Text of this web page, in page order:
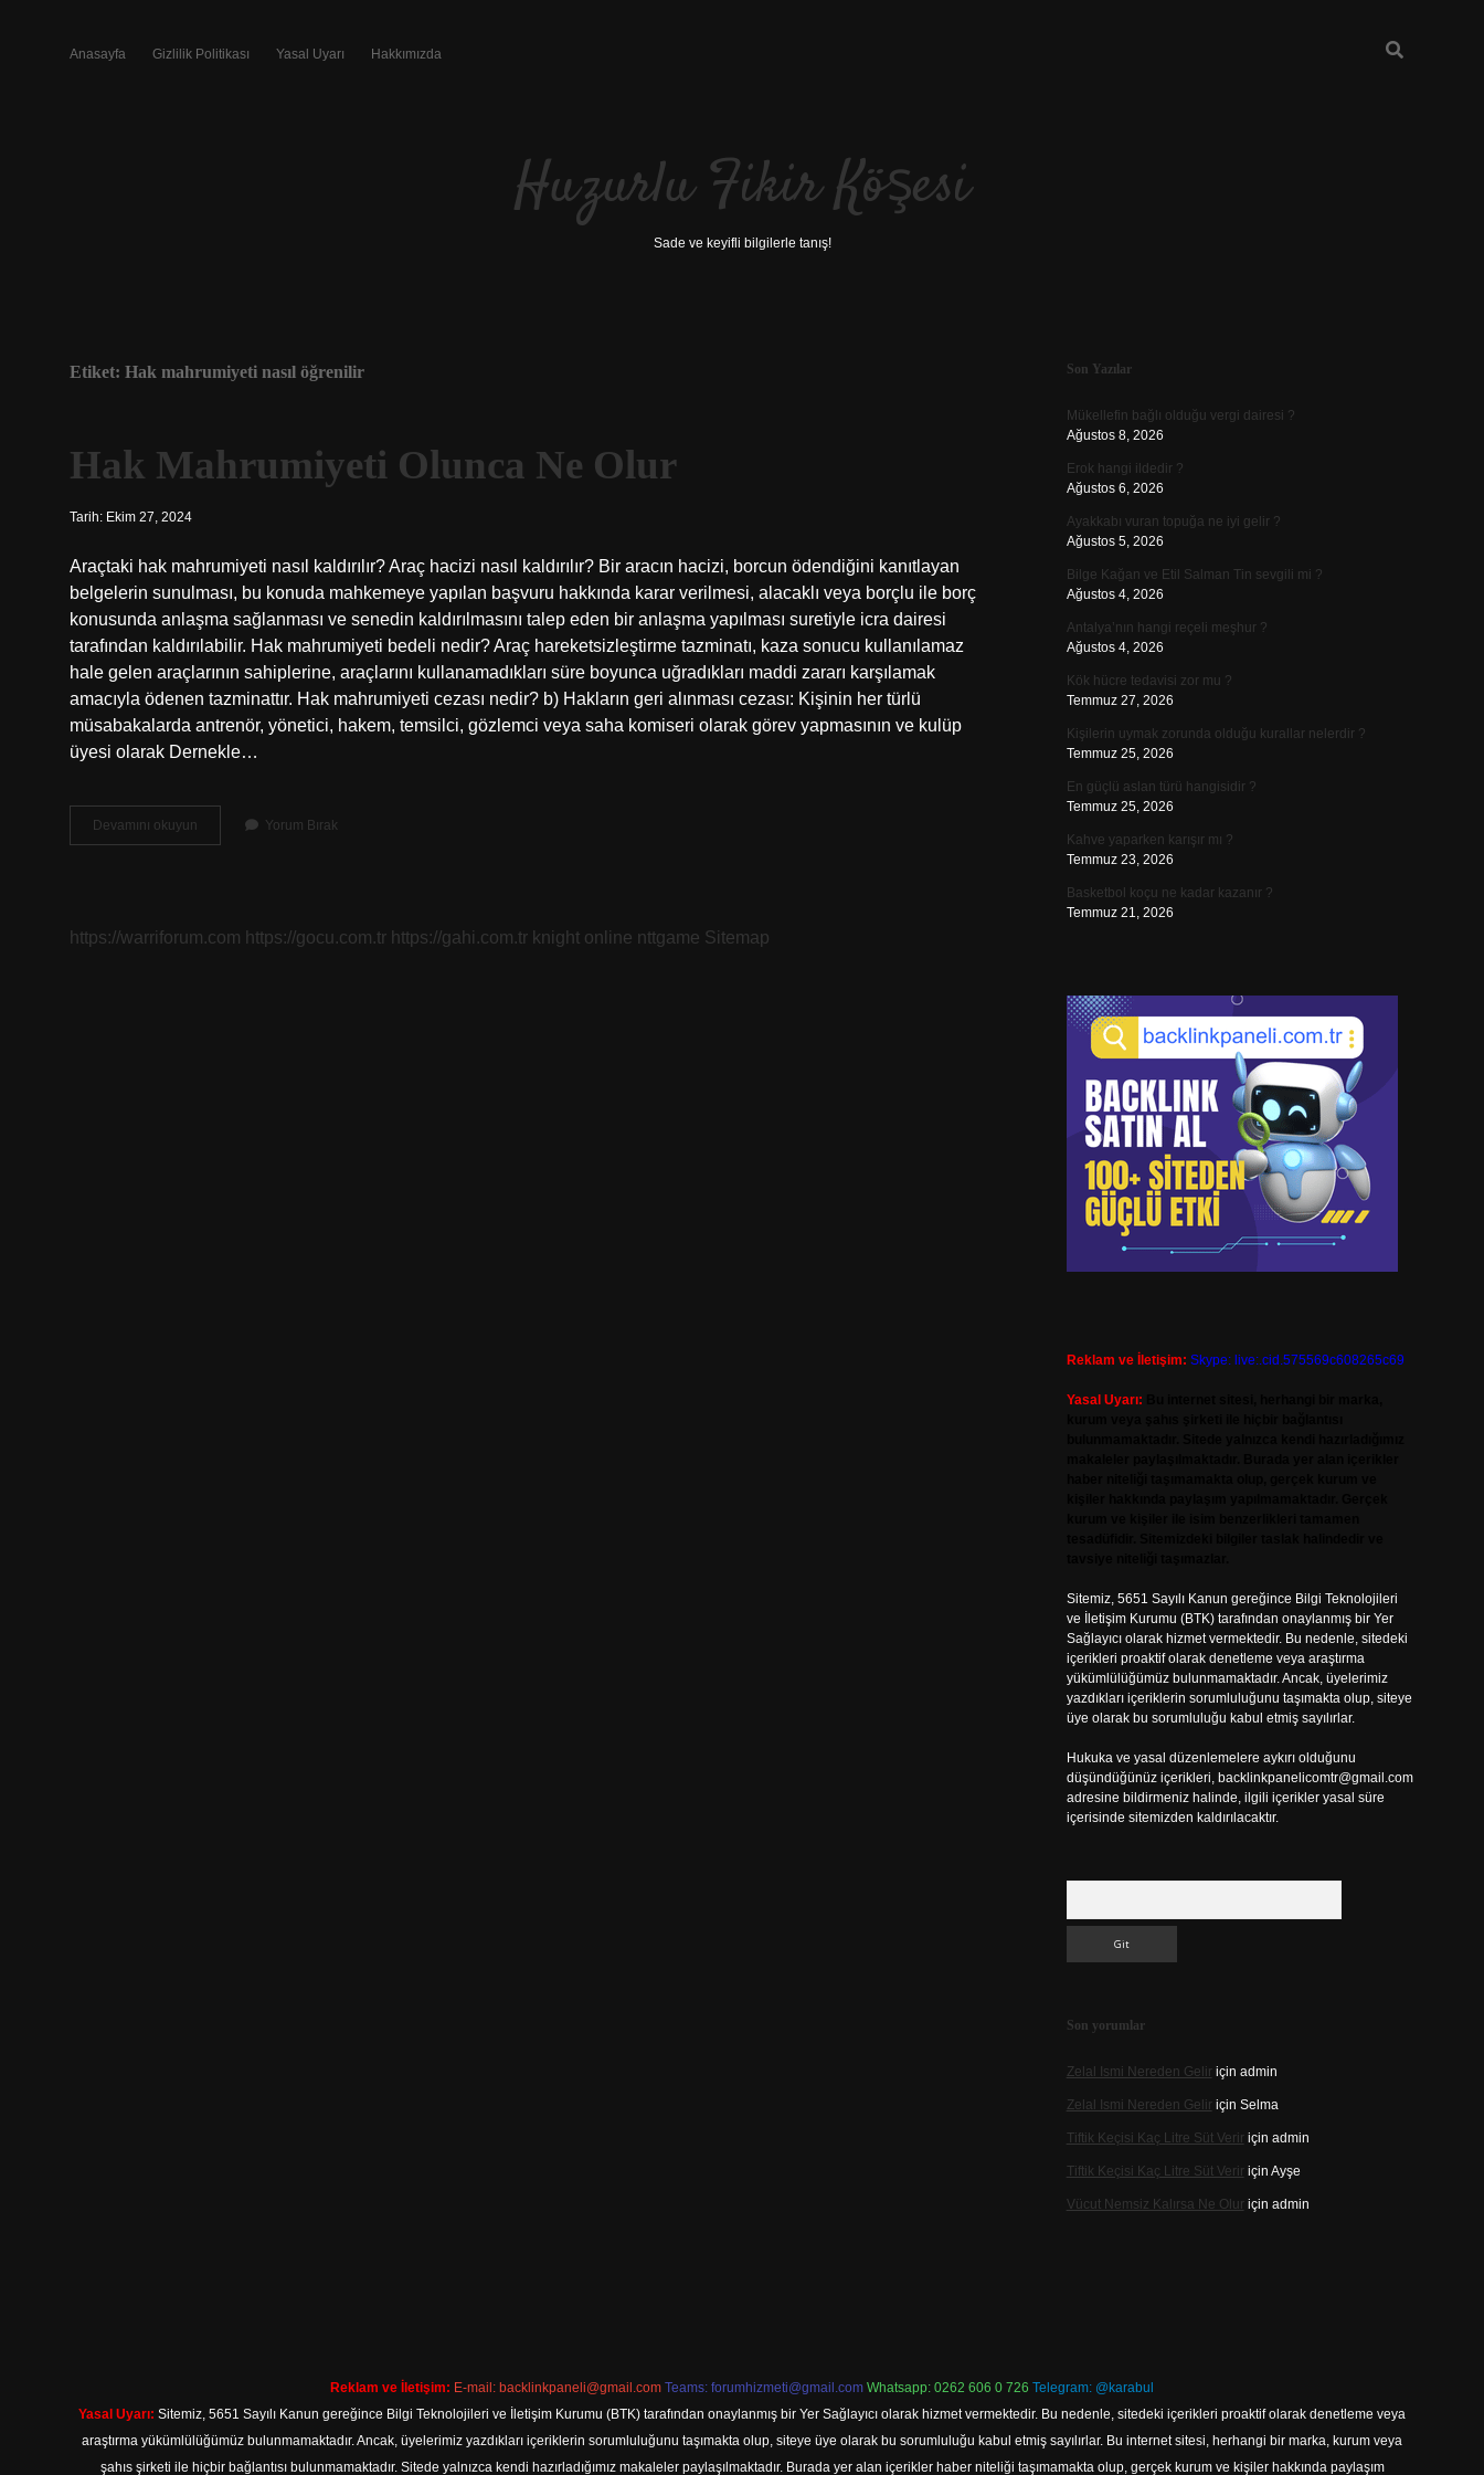
Anasayfa Gizlilik Politikası Yasal Uyarı Hakkımızda
Huzurlu Fikir Köşesi
Sade ve keyifli bilgilerle tanış!
Etiket: Hak mahrumiyeti nasıl öğrenilir
Hak Mahrumiyeti Olunca Ne Olur
Tarih: Ekim 27, 2024
Araçtaki hak mahrumiyeti nasıl kaldırılır? Araç hacizi nasıl kaldırılır? Bir aracın hacizi, borcun ödendiğini kanıtlayan
belgelerin sunulması, bu konuda mahkemeye yapılan başvuru hakkında karar verilmesi, alacaklı veya borçlu ile borç
konusunda anlaşma sağlanması ve senedin kaldırılmasını talep eden bir anlaşma yapılması suretiyle icra dairesi
tarafından kaldırılabilir. Hak mahrumiyeti bedeli nedir? Araç hareketsizleştirme tazminatı, kaza sonucu kullanılamaz
hale gelen araçlarının sahiplerine, araçlarını kullanamadıkları süre boyunca uğradıkları maddi zararı karşılamak
amacıyla ödenen tazminattır. Hak mahrumiyeti cezası nedir? b) Hakların geri alınması cezası: Kişinin her türlü
müsabakalarda antrenör, yönetici, hakem, temsilci, gözlemci veya saha komiseri olarak görev yapmasının ve kulüp
üyesi olarak Dernekle…
Devamını okuyun
Mahrumiyeti
Yorum Bırak
https://warriforum.com https://gocu.com.tr https://gahi.com.tr knight online nttgame Sitemap
Sidebar
Son Yazılar
Mükellefin bağlı olduğu vergi dairesi ?
Ağustos 8, 2026
Erok hangi ildedir ?
Ağustos 6, 2026
Ayakkabı vuran topuğa ne iyi gelir ?
Ağustos 5, 2026
Bilge Kağan ve Etil Salman Tin sevgili mi ?
Ağustos 4, 2026
Antalya’nın hangi reçeli meşhur ?
Ağustos 4, 2026
Kök hücre tedavisi zor mu ?
Temmuz 27, 2026
Kişilerin uymak zorunda olduğu kurallar nelerdir ?
Temmuz 25, 2026
En güçlü aslan türü hangisidir ?
Temmuz 25, 2026
Kahve yaparken karışır mı ?
Temmuz 23, 2026
Basketbol koçu ne kadar kazanır ?
Temmuz 21, 2026
Reklam ve İletişim: Skype: live:.cid.575569c608265c69
Yasal Uyarı:
Sitemiz, 5651 Sayılı Kanun gereğince Bilgi Teknolojileri
ve İletişim Kurumu (BTK) tarafından onaylanmış bir Yer
Sağlayıcı olarak hizmet vermektedir. Bu nedenle, sitedeki
içerikleri proaktif olarak denetleme veya araştırma
yükümlülüğümüz bulunmamaktadır. Ancak, üyelerimiz
yazdıkları içeriklerin sorumluluğunu taşımakta olup, siteye
üye olarak bu sorumluluğu kabul etmiş sayılırlar.
Hukuka ve yasal düzenlemelere aykırı olduğunu
düşündüğünüz içerikleri, backlinkpanelicomtr@gmail.com
adresine bildirmeniz halinde, ilgili içerikler yasal süre
içerisinde sitemizden kaldırılacaktır.
Son yorumlar
Zelal Ismi Nereden Geliriçin admin
Zelal Ismi Nereden Geliriçin Selma
Tiftik Keçisi Kaç Litre Süt Veririçin admin
Tiftik Keçisi Kaç Litre Süt Veririçin Ayşe
Vücut Nemsiz Kalırsa Ne Oluriçin admin
Reklam ve İletişim: E-mail: backlinkpaneli@gmail.com Teams: forumhizmeti@gmail.com Whatsapp: 0262 606 0 726 Telegram: @karabul
Yasal Uyarı: Sitemiz, 5651 Sayılı Kanun gereğince Bilgi Teknolojileri ve İletişim Kurumu (BTK) tarafından onaylanmış bir Yer Sağlayıcı olarak hizmet vermektedir. Bu nedenle, sitedeki içerikleri proaktif olarak denetleme veya
araştırma yükümlülüğümüz bulunmamaktadır. Ancak, üyelerimiz yazdıkları içeriklerin sorumluluğunu taşımakta olup, siteye üye olarak bu sorumluluğu kabul etmiş sayılırlar. Bu internet sitesi, herhangi bir marka, kurum veya
şahıs şirketi ile hiçbir bağlantısı bulunmamaktadır. Sitede yalnızca kendi hazırladığımız makaleler paylaşılmaktadır. Burada yer alan içerikler haber niteliği taşımamakta olup, gerçek kurum ve kişiler hakkında paylaşım